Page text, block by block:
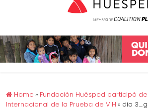
Home » Fundación Huésped participó
Internacional de la Prueba de VIH » dia